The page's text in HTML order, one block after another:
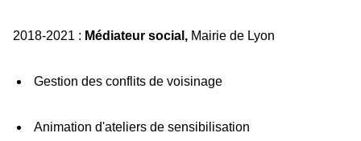
2018-2021 : Médiateur social, Mairie de Lyon
Gestion des conflits de voisinage
Animation d'ateliers de sensibilisation